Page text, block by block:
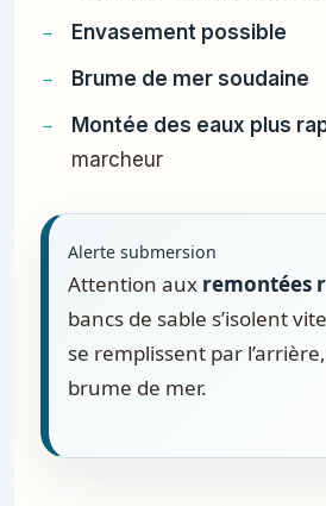
Envasement possible
Brume de mer soudaine
Montée des eaux plus
marcheur
Alerte submersion
Attention aux remontées
bancs de sable s’isolent
se remplissent par
brume de mer.